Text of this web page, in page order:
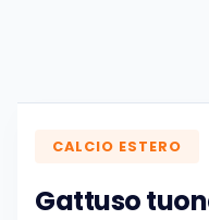
CALCIO ESTERO
Gattuso